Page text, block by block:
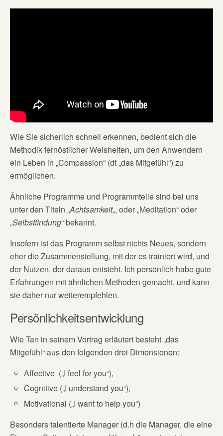
Wie Sie sicherlich schnell erkennen, bedient sich die
Methodik fernöstlicher Weisheiten, um den Anwendern
ein Leben in „Compassion“ (dt „das Mitgefühl“) zu
ermöglichen.
Ähnliche Programme und Programmteile sind bei uns
unter den Titeln „Achtsamkeit„, oder „Meditation“ oder
„Selbstfindung“ bekannt.
Insofern ist das Programm selbst nichts Neues, sondern
eher die Zusammenstellung, mit der es trainiert wird, und
der Nutzen, der daraus entsteht. Ich persönlich habe gute
Erfahrungen mit ähnlichen Methoden gemacht, und kann
sie daher nur weiterempfehlen.
Persönlichkeitsentwicklung
Wie Tan in seinem Vortrag erläutert besteht „das
Mitgefühl“ aus den folgenden drei Dimensionen:
Affective („I feel for you“),
Cognitive („I understand you“),
Motivational („I want to help you“)
Besonders talentierte Manager (d.h die Manager, die eine